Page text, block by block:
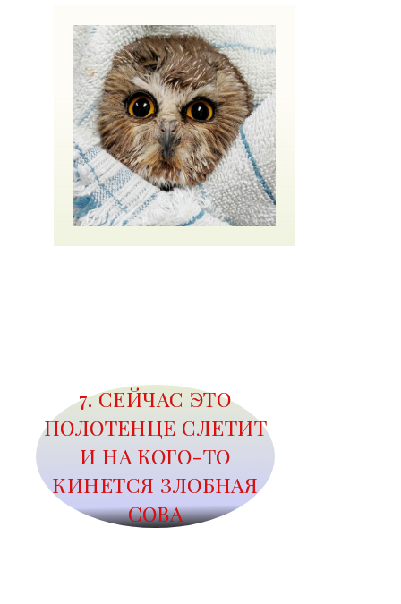
7. СЕЙЧАС ЭТО
ПОЛОТЕНЦЕ СЛЕТИТ
И НА КОГО-ТО
КИНЕТСЯ ЗЛОБНАЯ
СОВА